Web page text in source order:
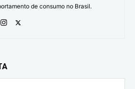
de consumo no Brasil.